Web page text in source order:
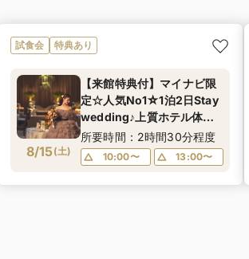
試食会 特典あり
8/15(土)
【来館特典付】マイナビ限
定☆人気No1☆1泊2日Stay
wedding♪上質ホテル体験&
挙式料プレゼント☆
所要時間：2時間30分程度
10:00〜 13:00〜